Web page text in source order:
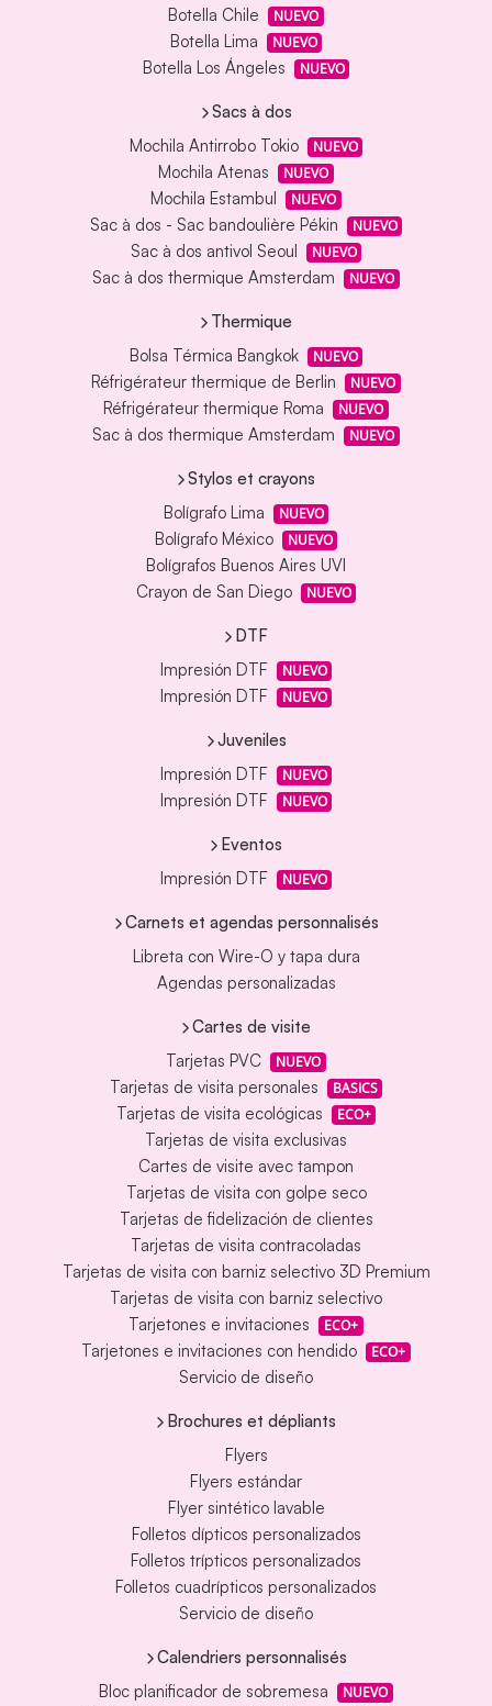
Botella Chile NUEVO
Botella Lima NUEVO
Botella Los Ángeles NUEVO
Sacs à dos
Mochila Antirrobo Tokio
NUEVO
Mochila Atenas NUEVO
Mochila Estambul NUEVO
Sac à dos - Sac bandoulière Pékin NUEVO
Sac à dos antivol Seoul NUEVO
Sac à dos thermique Amsterdam NUEVO
Thermique
Bolsa Térmica Bangkok
NUEVO
Réfrigérateur thermique de Berlin NUEVO
Réfrigérateur thermique Roma NUEVO
Sac à dos thermique Amsterdam NUEVO
Stylos et crayons
Bolígrafo Lima
NUEVO
Bolígrafo México NUEVO
Bolígrafos Buenos Aires UVI
Crayon de San Diego
NUEVO
DTF
Impresión DTF
NUEVO
Impresión DTF NUEVO
Juveniles
Impresión DTF
NUEVO
Impresión DTF NUEVO
Eventos
Impresión DTF
NUEVO
Carnets et agendas personnalisés
Libreta con Wire-O y tapa dura
Agendas personalizadas
Cartes de visite
Tarjetas PVC
NUEVO
Tarjetas de visita personales BASICS
Tarjetas de visita ecológicas ECO+
Tarjetas de visita exclusivas
Cartes de visite avec tampon
Tarjetas de visita con golpe seco
Tarjetas de fidelización de clientes
Tarjetas de visita contracoladas
Tarjetas de visita con barniz selectivo 3D Premium
Tarjetas de visita con barniz selectivo
Tarjetones e invitaciones
ECO+
Tarjetones e invitaciones con hendido ECO+
Servicio de diseño
Brochures et dépliants
Flyers
Flyers estándar
Flyer sintético lavable
Folletos dípticos personalizados
Folletos trípticos personalizados
Folletos cuadrípticos personalizados
Servicio de diseño
Calendriers personnalisés
Bloc planificador de sobremesa
NUEVO